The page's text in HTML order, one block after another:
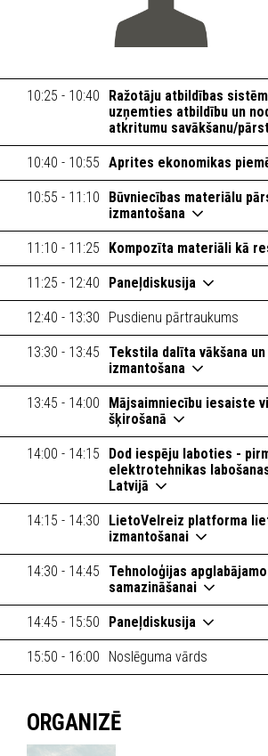
10:25 - 10:40
Ražotāju atbildības
uzņemties atbildību un
atkritumu savākšanu/
10:40 - 10:55 Aprites ekonomikas
10:55 - 11:10
Būvniecības materiālu
izmantošana
11:10 - 11:25 Kompozīta materiāli kā
11:25 - 12:40 Paneļdiskusija
12:40 - 13:30 Pusdienu pārtraukums
13:30 - 13:45
Tekstila dalīta vākšana
izmantošana
13:45 - 14:00
Mājsaimniecību iesaiste
šķirošanā
14:00 - 14:15
Dod iespēju laboties -
elektrotehnikas
Latvijā
14:15 - 14:30
LietoVelreiz platforma
izmantošanai
14:30 - 14:45
Tehnoloģijas
samazināšanai
14:45 - 15:50 Paneļdiskusija
15:50 - 16:00 Noslēguma vārds
ORGANIZĒ